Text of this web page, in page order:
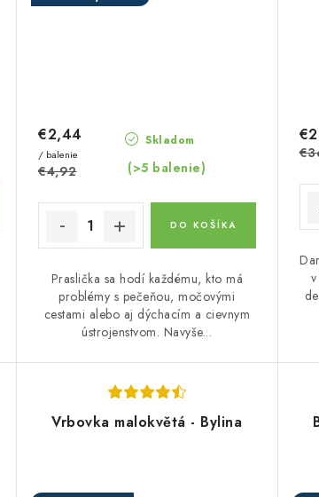
Skladom
(>5 balenie)
€2,44
/ balenie
€4,92
DO KOŠÍKA
Praslička sa hodí každému, kto má
problémy s pečeňou, močovými
cestami alebo aj dýchacím a cievnym
ústrojenstvom. Navyše...
Vrbovka malokvětá - Bylina